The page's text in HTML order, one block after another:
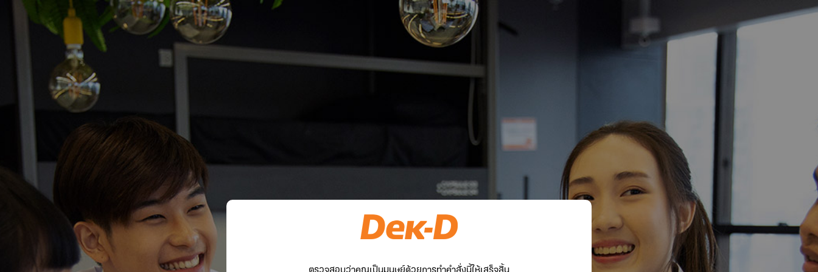
ตรวจสอบว่าคุณเป็นมนุษย์ด้วยการทำคำสั่งนี้ให้เสร็จสิ้น